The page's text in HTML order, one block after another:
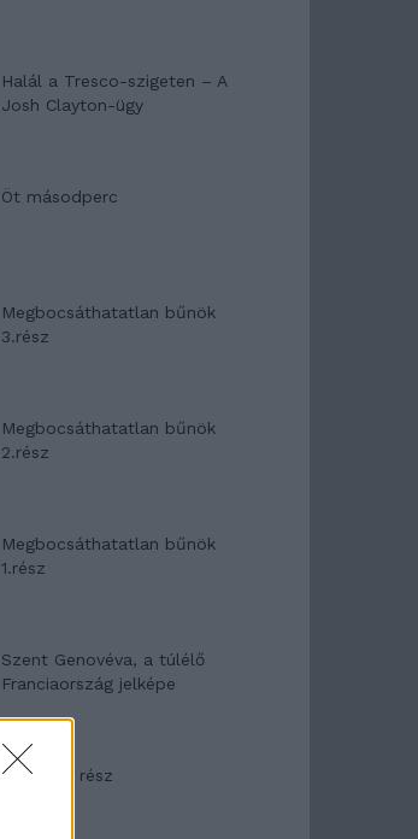
Halál a Tresco-szigeten – A
Josh Clayton-ügy
Öt másodperc
Megbocsáthatatlan bűnök
3.rész
Megbocsáthatatlan bűnök
2.rész
Megbocsáthatatlan bűnök
1.rész
Szent Genovéva, a túlélő
Franciaország jelképe
Minka 12. rész